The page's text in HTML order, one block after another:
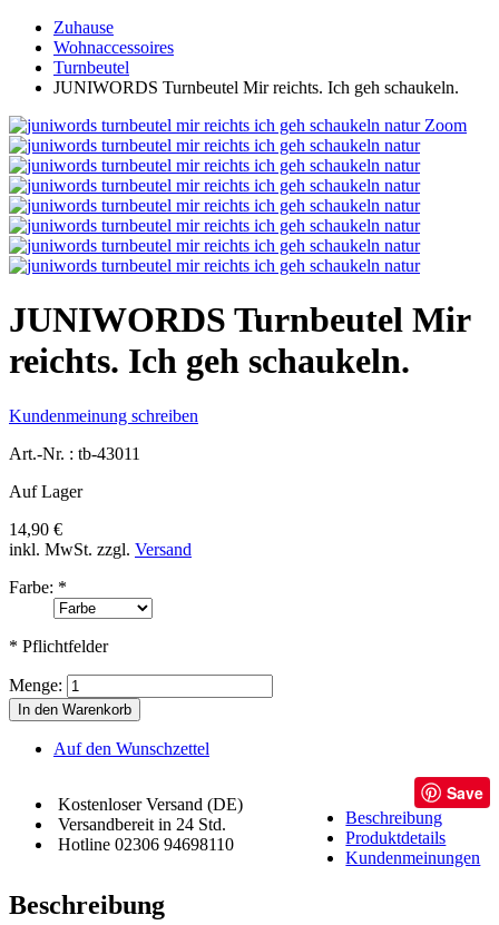
Zuhause
Wohnaccessoires
Turnbeutel
JUNIWORDS Turnbeutel Mir reichts. Ich geh schaukeln.
Zoom
JUNIWORDS Turnbeutel Mir
reichts. Ich geh schaukeln.
Kundenmeinung schreiben
Art.-Nr. : tb-43011
Auf Lager
14,90 €
inkl. MwSt. zzgl. Versand
Farbe: *
* Pflichtfelder
Menge:
In den Warenkorb
Auf den Wunschzettel
Kostenloser Versand (DE)
Versandbereit in 24 Std.
Hotline 02306 94698110
Save
Beschreibung
Produktdetails
Kundenmeinungen
Beschreibung